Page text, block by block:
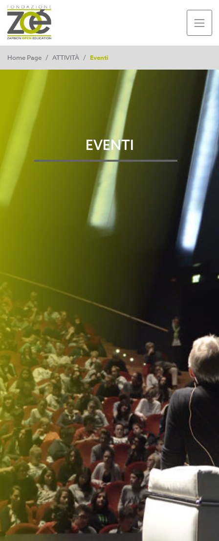
Home Page / ATTIVITÀ / Eventi
EVENTI